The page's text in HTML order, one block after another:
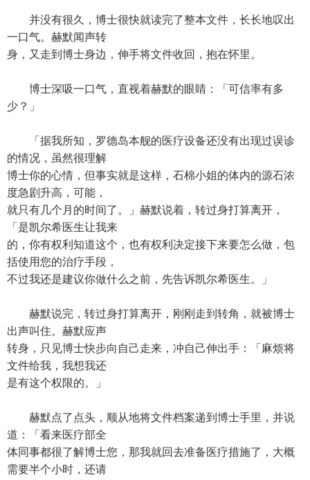
并没有很久，博士很快就读完了整本文件，长长地叹出
一口气。赫默闻声转
身，又走到博士身边，伸手将文件收回，抱在怀里。
博士深吸一口气，直视着赫默的眼睛：「可信率有多
少？」
「据我所知，罗德岛本舰的医疗设备还没有出现过误诊
的情况，虽然很理解
博士你的心情，但事实就是这样，石棉小姐的体内的源石浓
度急剧升高，可能，
就只有几个月的时间了。」赫默说着，转过身打算离开，
「是凯尔希医生让我来
的，你有权利知道这个，也有权利决定接下来要怎么做，包
括使用您的治疗手段，
不过我还是建议你做什么之前，先告诉凯尔希医生。」
赫默说完，转过身打算离开，刚刚走到转角，就被博士
出声叫住。赫默应声
转身，只见博士快步向自己走来，冲自己伸出手：「麻烦将
文件给我，我想我还
是有这个权限的。」
赫默点了点头，顺从地将文件档案递到博士手里，并说
道：「看来医疗部全
体同事都很了解博士您，那我就回去准备医疗措施了，大概
需要半个小时，还请